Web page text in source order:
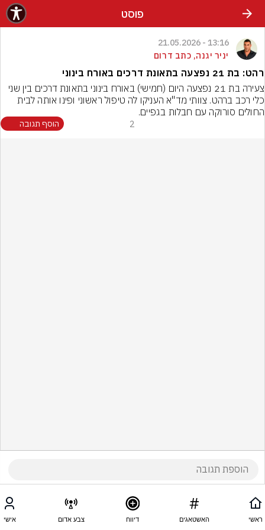
פוסט
13:16 - 21.05.2026
יניר יגנה, כתב דרום
רהט: בת 21 נפצעה בתאונת דרכים באורח בינוני
כלי רכב ברהט. צוותי מד"א העניקו לה טיפול ראשוני ופינו אותה לבית
החולים סורוקה עם חבלות בגפיים.
2 הוסף תגובה
ראשי האשטאגים דיווח צבע אדום אישי